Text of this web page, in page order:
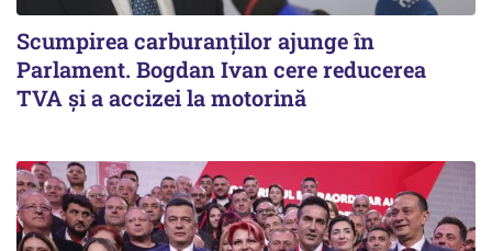
Scumpirea carburanților ajunge în
Parlament. Bogdan Ivan cere reducerea
TVA și a accizei la motorină